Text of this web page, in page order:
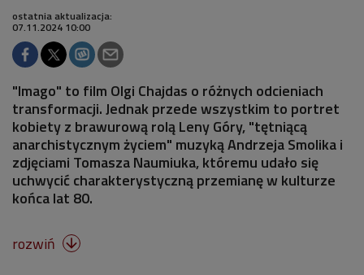
ostatnia aktualizacja:
07.11.2024 10:00
"Imago" to film Olgi Chajdas o różnych odcieniach
transformacji. Jednak przede wszystkim to portret
kobiety z brawurową rolą Leny Góry, "tętniącą
anarchistycznym życiem" muzyką Andrzeja Smolika i
zdjęciami Tomasza Naumiuka, któremu udało się
uchwycić charakterystyczną przemianę w kulturze
końca lat 80.
rozwiń 